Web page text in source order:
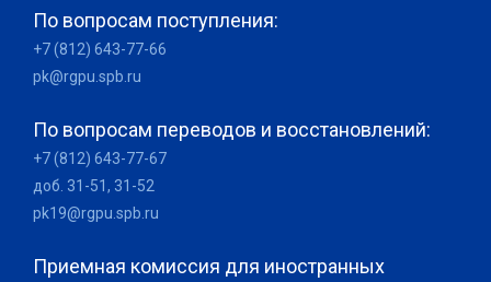
По вопросам поступления:
+7 (812) 643-77-66
pk@rgpu.spb.ru
По вопросам переводов и восстановлений:
+7 (812) 643-77-67
доб. 31-51, 31-52
pk19@rgpu.spb.ru
Приемная комиссия для иностранных